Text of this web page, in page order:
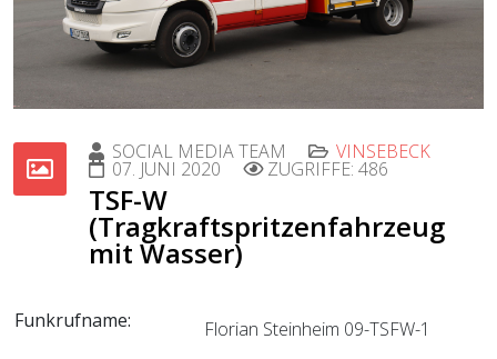
SOCIAL MEDIA TEAM VINSEBECK
07. JUNI 2020 ZUGRIFFE: 486
TSF-W
(Tragkraftspritzenfahrzeug
mit Wasser)
Funkrufname:
Florian Steinheim 09-TSFW-1